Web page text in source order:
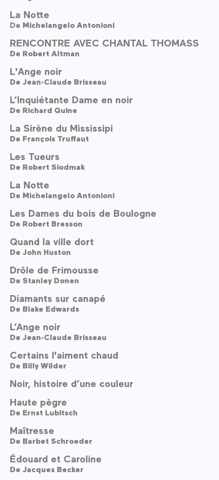
La Notte
De Michelangelo Antonioni
RENCONTRE AVEC CHANTAL THOMASS
De Robert Altman
L'Ange noir
De Jean-Claude Brisseau
L’Inquiétante Dame en noir
De Richard Quine
La Sirène du Mississipi
De François Truffaut
Les Tueurs
De Robert Siodmak
La Notte
De Michelangelo Antonioni
Les Dames du bois de Boulogne
De Robert Bresson
Quand la ville dort
De John Huston
Drôle de Frimousse
De Stanley Donen
Diamants sur canapé
De Blake Edwards
L’Ange noir
De Jean-Claude Brisseau
Certains l'aiment chaud
De Billy Wilder
Noir, histoire d’une couleur
Haute pègre
De Ernst Lubitsch
Maîtresse
De Barbet Schroeder
Édouard et Caroline
De Jacques Becker